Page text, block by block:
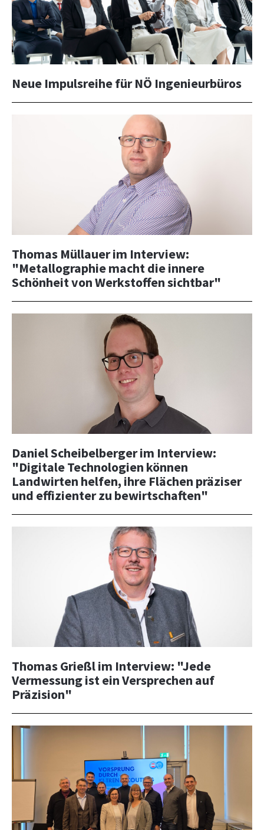
Neue Impulsreihe für NÖ Ingenieurbüros
Thomas Müllauer im Interview:
"Metallographie macht die innere
Schönheit von Werkstoffen sichtbar"
Daniel Scheibelberger im Interview:
"Digitale Technologien können
Landwirten helfen, ihre Flächen präziser
und effizienter zu bewirtschaften"
Thomas Grießl im Interview: "Jede
Vermessung ist ein Versprechen auf
Präzision"